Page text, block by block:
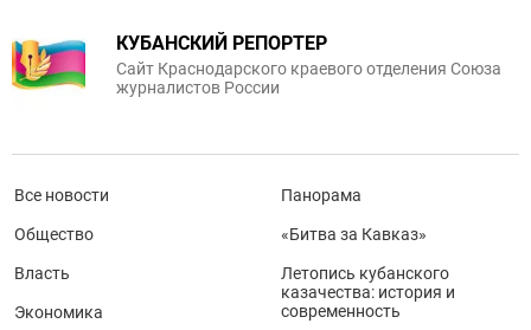
КУБАНСКИЙ РЕПОРТЕР
Сайт Краснодарского краевого отделения Союза
журналистов России
Все новости
Общество
Власть
Экономика
Панорама
«Битва за Кавказ»
Летопись кубанского
казачества: история и
современность